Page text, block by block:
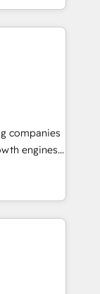
visibilidade
and
and
&
&
companies
engines.
As part of
than
ready to
your
around one
of your